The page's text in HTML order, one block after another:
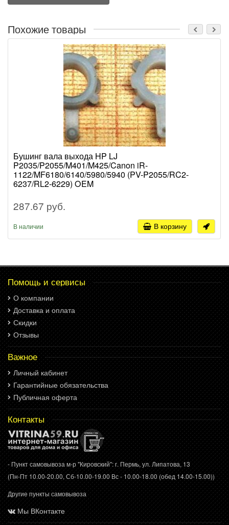
Похожие товары
Бушинг вала выхода HP LJ
P2035/P2055/M401/M425/Canon iR-
1122/MF6180/6140/5980/5940 (PV-P2055/RC2-
6237/RL2-6229) OEM
287.67 руб.
В наличии В корзину
Помощь и сервисы
О компании
Доставка и оплата
Скидки
Отзывы
Важное
Личный кабинет
Гарантийные обязательства
Публичная оферта
Контакты
- Пункт самовывоза м-р "Кировский": г. Пермь, ул. Липатова, 13
(Пн-Пт 10.00-20.00, Сб-10.00-19.00 Вс - 10.00-18.00 (обед 14.00-15.00))
Другие пункты самовывоза
Мы ВКонтакте